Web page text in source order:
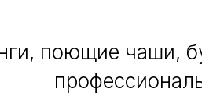
поющие чаши,